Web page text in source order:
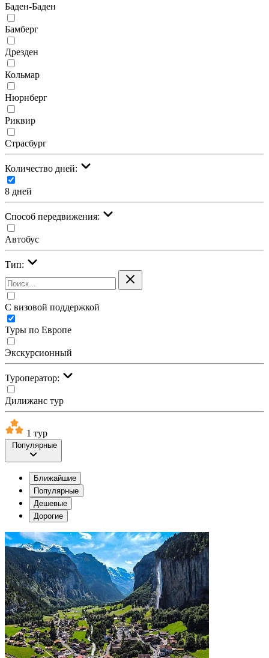
Баден-Баден
Бамберг
Дрезден
Кольмар
Нюрнберг
Риквир
Страсбург
Количество дней:
8 дней
Cпособ передвижения:
Автобус
Тип:
С визовой поддержкой
Туры по Европе
Экскурсионный
Туроператор:
Дилижанс тур
1 тур
Популярные
Ближайшие
Популярные
Дешевые
Дорогие